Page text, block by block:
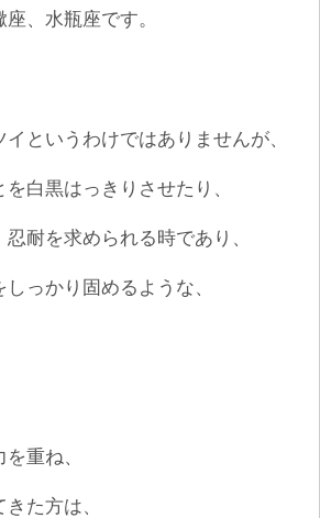
、水瓶座です。
というわけではありませんが、
白黒はっきりさせたり、
耐を求められる時であり、
っかり固めるような、
重ね、
た方は、